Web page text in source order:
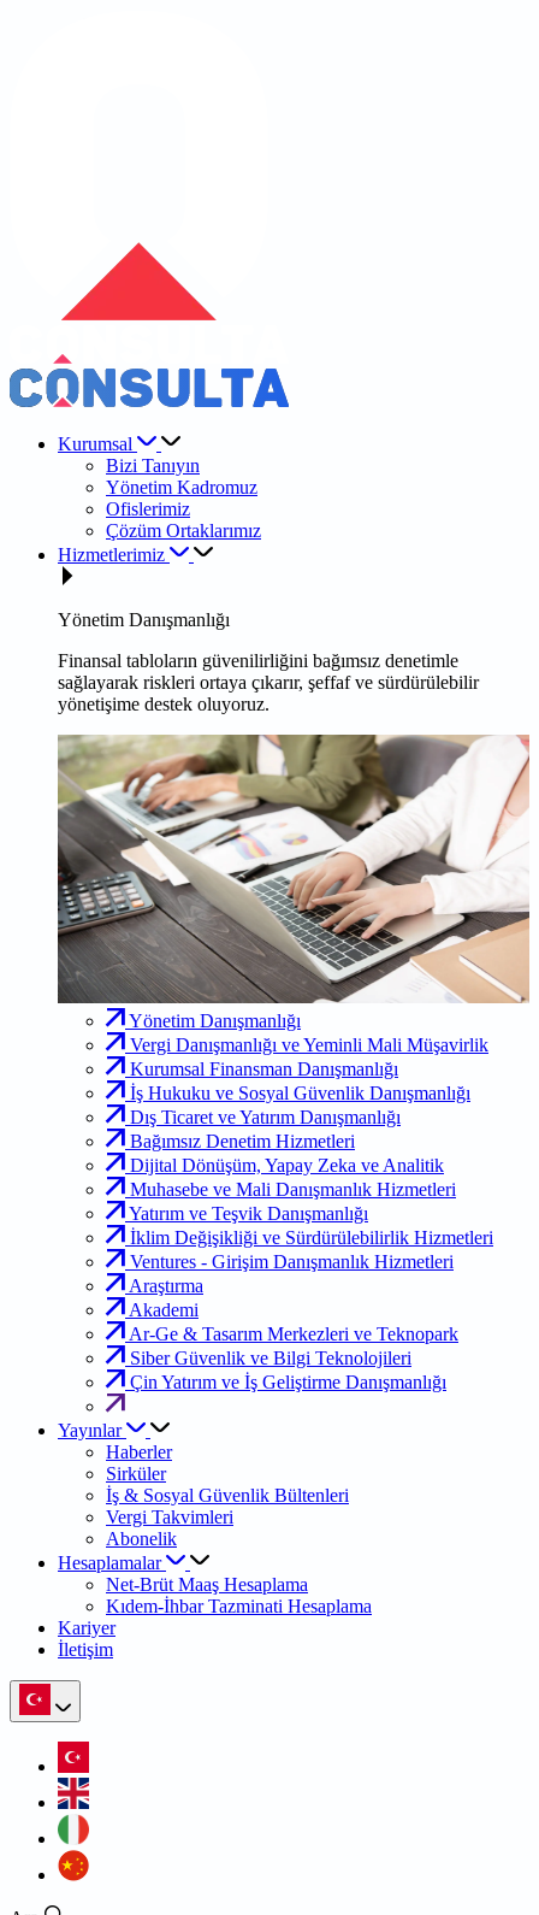
Kurumsal
Bizi Tanıyın
Yönetim Kadromuz
Ofislerimiz
Çözüm Ortaklarımız
Hizmetlerimiz
Yönetim Danışmanlığı
Finansal tabloların güvenilirliğini bağımsız denetimle
sağlayarak riskleri ortaya çıkarır, şeffaf ve sürdürülebilir
yönetişime destek oluyoruz.
Yönetim Danışmanlığı
Vergi Danışmanlığı ve Yeminli Mali Müşavirlik
Kurumsal Finansman Danışmanlığı
İş Hukuku ve Sosyal Güvenlik Danışmanlığı
Dış Ticaret ve Yatırım Danışmanlığı
Bağımsız Denetim Hizmetleri
Dijital Dönüşüm, Yapay Zeka ve Analitik
Muhasebe ve Mali Danışmanlık Hizmetleri
Yatırım ve Teşvik Danışmanlığı
İklim Değişikliği ve Sürdürülebilirlik Hizmetleri
Ventures - Girişim Danışmanlık Hizmetleri
Araştırma
Akademi
Ar-Ge & Tasarım Merkezleri ve Teknopark
Siber Güvenlik ve Bilgi Teknolojileri
Çin Yatırım ve İş Geliştirme Danışmanlığı
Yayınlar
Haberler
Sirküler
İş & Sosyal Güvenlik Bültenleri
Vergi Takvimleri
Abonelik
Hesaplamalar
Net-Brüt Maaş Hesaplama
Kıdem-İhbar Tazminati Hesaplama
Kariyer
İletişim